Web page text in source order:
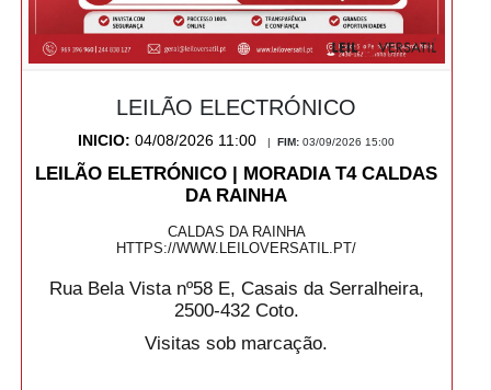
LEILÃO ELECTRÓNICO
INICIO:04/08/2026 11:00 |FIM:03/09/2026 15:00
LEILÃO ELETRÓNICO | MORADIA T4 CALDAS
DA RAINHA
CALDAS DA RAINHA
HTTPS://WWW.LEILOVERSATIL.PT/
Rua Bela Vista nº58 E, Casais da Serralheira,
2500-432 Coto.
Visitas sob marcação.